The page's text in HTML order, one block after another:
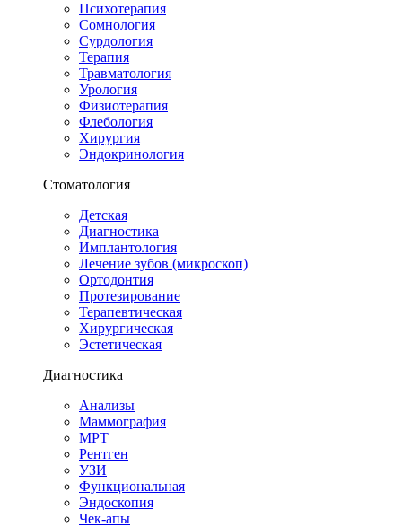
Психотерапия
Сомнология
Сурдология
Терапия
Травматология
Урология
Физиотерапия
Флебология
Хирургия
Эндокринология
Стоматология
Детская
Диагностика
Имплантология
Лечение зубов (микроскоп)
Ортодонтия
Протезирование
Терапевтическая
Хирургическая
Эстетическая
Диагностика
Анализы
Маммография
МРТ
Рентген
УЗИ
Функциональная
Эндоскопия
Чек-апы